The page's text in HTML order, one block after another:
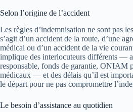
Selon l’origine de l’accident
Les règles d’indemnisation ne sont pas
s’agit d’un accident de la route, d’une
médical ou d’un accident de la vie
implique des interlocuteurs différents —
responsable, fonds de garantie, ONIAM
médicaux — et des délais qu’il est
le départ pour ne pas compromettre
Le besoin d’assistance au quotidien